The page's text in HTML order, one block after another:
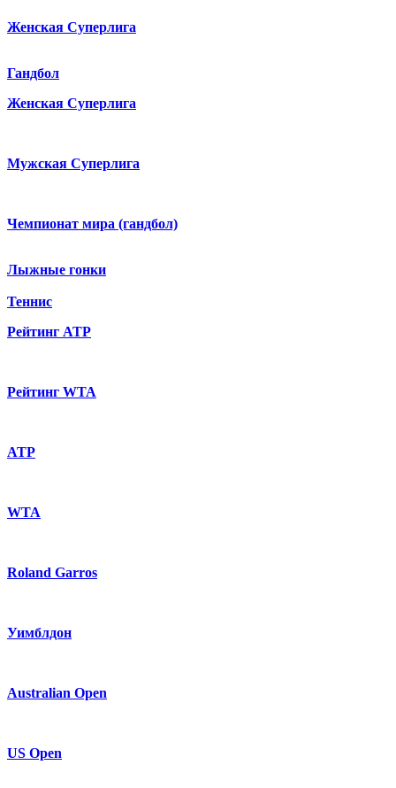
Женская Суперлига
Гандбол
Женская Суперлига
Мужская Суперлига
Чемпионат мира (гандбол)
Лыжные гонки
Теннис
Рейтинг ATP
Рейтинг WTA
ATP
WTA
Roland Garros
Уимблдон
Australian Open
US Open